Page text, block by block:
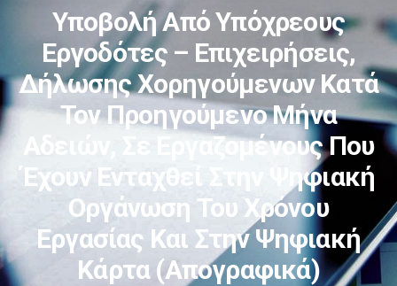
Υποβολή Από Υπόχρεους
Εργοδότες – Επιχειρήσεις,
Δήλωσης Χορηγούμενων Κατά
Τον Προηγούμενο Μήνα
Αδειών, Σε Εργαζομένους Που
Έχουν Ενταχθεί Στην Ψηφιακή
Οργάνωση Του Χρόνου
Εργασίας Και Στην Ψηφιακή
Κάρτα (απογραφικά)